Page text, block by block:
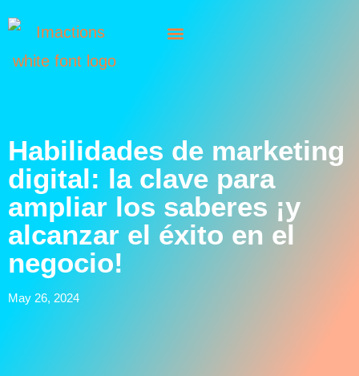
Habilidades de marketing
digital: la clave para
ampliar los saberes ¡y
alcanzar el éxito en el
negocio!
May 26, 2024